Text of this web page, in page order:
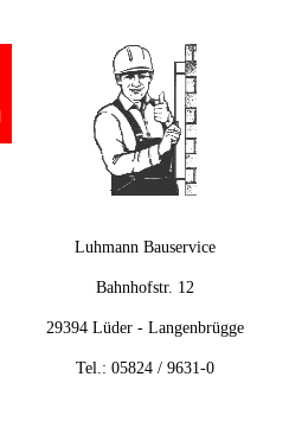
Luhmann Bauservice
Bahnhofstr. 12
29394 Lüder - Langenbrügge
Tel.: 05824 / 9631-0